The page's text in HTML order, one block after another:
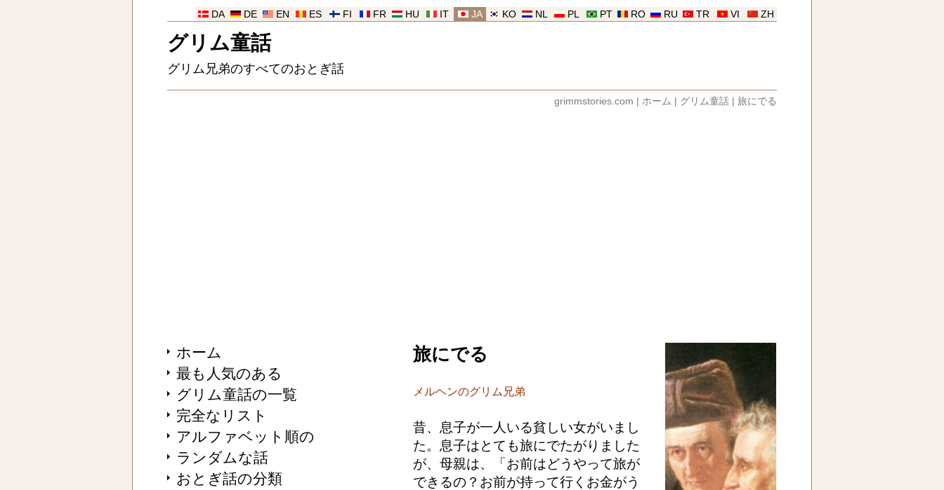
ZH
VI
TR
RU
RO
PT
PL
NL
KO
JA
IT
HU
FR
FI
ES
EN
DE
DA
グリム童話
グリム兄弟のすべてのおとぎ話
grimmstories.com ホーム グリム童話 旅にでる
ホーム
最も人気のある
グリム童話の一覧
完全なリスト
アルファベット順の
ランダムな話
おとぎ話の分類
旅にでる
メルヘンのグリム兄弟
昔、息子が一人いる貧しい女がいまし
た。息子はとても旅にでたがりました
が、母親は、「お前はどうやって旅が
できるの？お前が持って行くお金がう